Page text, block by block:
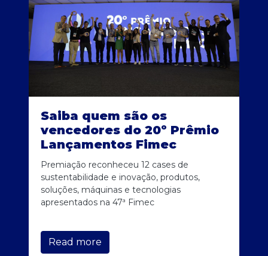
Saiba quem são os
vencedores do 20º Prêmio
Lançamentos Fimec
Premiação reconheceu 12 cases de
sustentabilidade e inovação, produtos,
soluções, máquinas e tecnologias
apresentados na 47ª Fimec
Read more